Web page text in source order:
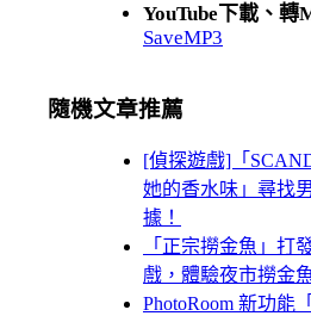
YouTube下載、轉
SaveMP3
隨機文章推薦
[偵探遊戲]「
她的香水味」尋找
據！
「正宗撈金魚」打
戲，體驗夜市撈金
PhotoRoom 新功能